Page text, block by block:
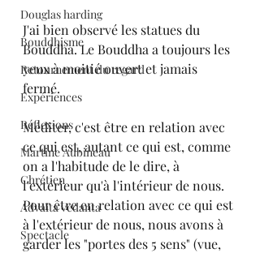
Douglas harding
Bouddhisme
Retournement du regard
Expériences
Réflexions
Martine Aubineau
Chrétien
Advaita vedanta
Spectacle
J'ai bien observé les statues du
Bouddha. Le Bouddha a toujours les
yeux à moitié ouvert et jamais
fermé.
Méditer, c'est être en relation avec
ce qui est, autant ce qui est, comme
on a l'habitude de le dire, à
l'extérieur qu'à l'intérieur de nous.
Pour être en relation avec ce qui est
à l'extérieur de nous, nous avons à
garder les "portes des 5 sens" (vue,